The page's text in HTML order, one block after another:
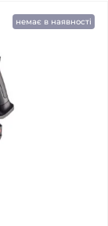
немає в наявності